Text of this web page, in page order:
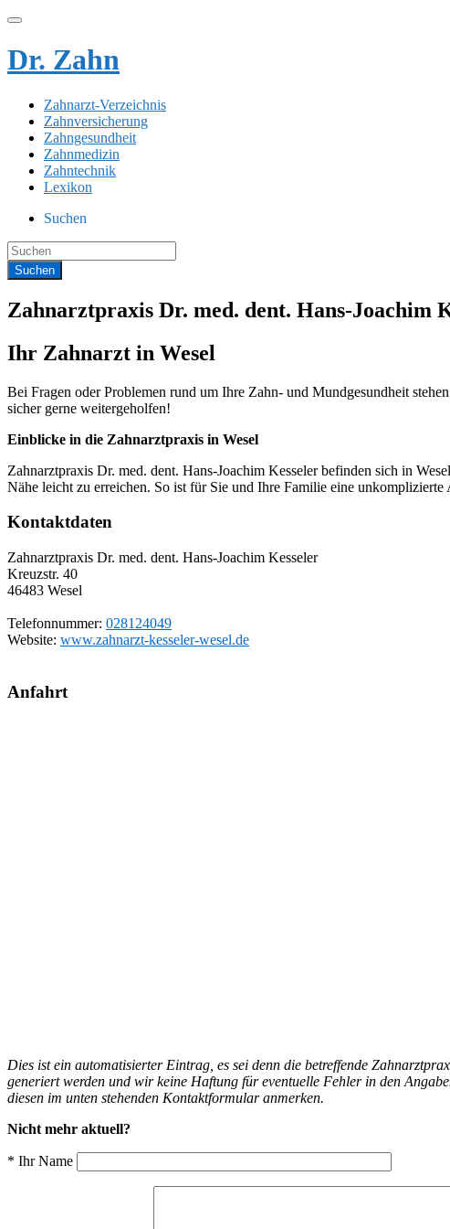
Dr. Zahn
Zahnarzt-Verzeichnis
Zahnversicherung
Zahngesundheit
Zahnmedizin
Zahntechnik
Lexikon
Suchen
Zahnarztpraxis Dr. med. dent. Hans-Joachim
Ihr Zahnarzt in Wesel
Bei Fragen oder Problemen rund um Ihre Zahn- und Mundgesundheit
sicher gerne weitergeholfen!
Einblicke in die Zahnarztpraxis in Wesel
Zahnarztpraxis Dr. med. dent. Hans-Joachim Kesseler befinden sich in
Nähe leicht zu erreichen. So ist für Sie und Ihre Familie eine
Kontaktdaten
Zahnarztpraxis Dr. med. dent. Hans-Joachim Kesseler
Kreuzstr. 40
46483 Wesel
Telefonnummer: 028124049
Website: www.zahnarzt-kesseler-wesel.de
Anfahrt
Dies ist ein automatisierter Eintrag, es sei denn die betreffende
generiert werden und wir keine Haftung für eventuelle Fehler in den
diesen im unten stehenden Kontaktformular anmerken.
Nicht mehr aktuell?
* Ihr Name